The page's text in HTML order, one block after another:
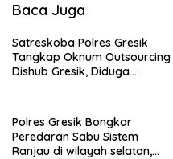
Baca Juga
Satreskoba Polres Gresik
Tangkap Oknum Outsourcing
Dishub Gresik, Diduga
Polres Gresik Bongkar
Peredaran Sabu Sistem
Ranjau di wilayah selatan,